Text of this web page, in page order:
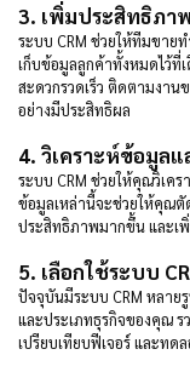
3. เพิ่มประสิทธิภา
ระบบ CRM ช่วยให้ทีมขาย
เก็บข้อมูลลูกค้าทั้งหมดไว้ที่
สะดวกรวดเร็ว ติดตามงาน
อย่างมีประสิทธิผล
4. วิเคราะห์ข้อมูล
ระบบ CRM ช่วยให้คุณวิเค
ข้อมูลเหล่านี้จะช่วยให้คุณ
ประสิทธิภาพมากขึ้น และเ
5. เลือกใช้ระบบ
ปัจจุบันมีระบบ CRM หลาย
และประเภทธุรกิจของคุณ
เปรียบเทียบฟีเจอร์ และทด